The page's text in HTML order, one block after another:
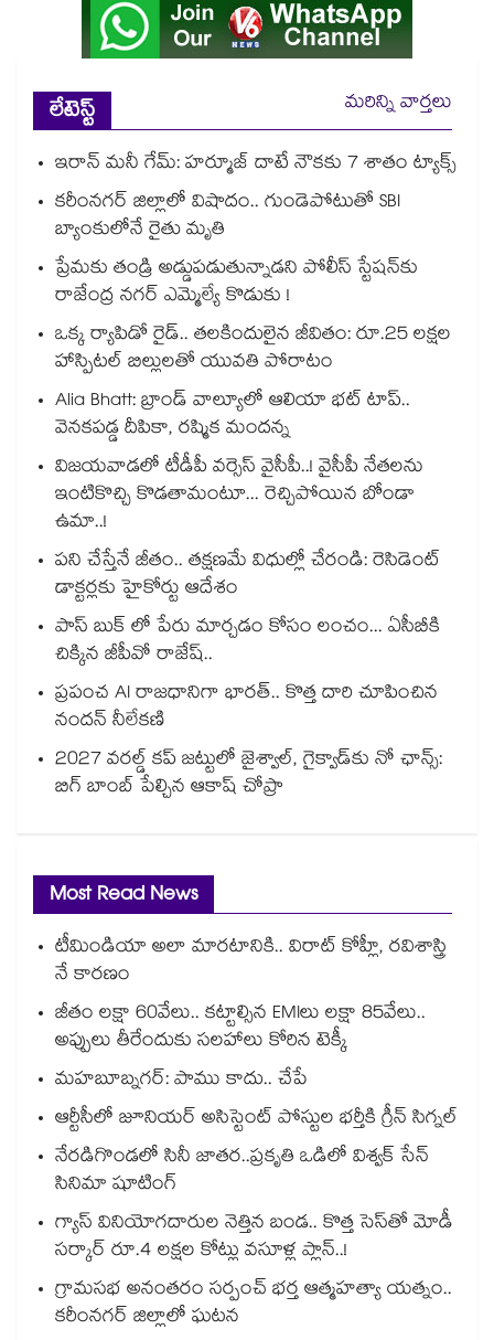
లేటెస్ట్
మరిన్ని వార్తలు
ఇరాన్ మనీ గేమ్: హర్మూజ్ దాటే నౌకకు 7 శాతం ట్యాక్స్
కరీంనగర్ జిల్లాలో విషాదం.. గుండెపోటుతో SBI
బ్యాంకులోనే రైతు మృతి
ప్రేమకు తండ్రి అడ్డుపడుతున్నాడని పోలీస్ స్టేషన్⁪కు
రాజేంద్ర నగర్ ఎమ్మెల్యే కొడుకు !
ఒక్క ర్యాపిడో రైడ్.. తలకిందులైన జీవితం: రూ.25 లక్షల
హాస్పిటల్ బిల్లులతో యువతి పోరాటం
Alia Bhatt: బ్రాండ్ వాల్యూలో ఆలియా భట్ టాప్..
వెనకపడ్డ దీపికా, రష్మిక మందన్న
విజయవాడలో టీడీపీ వర్సెస్ వైసీపీ..! వైసీపీ నేతలను
ఇంటికొచ్చి కొడతామంటూ... రెచ్చిపోయిన బోండా
ఉమా..!
పని చేస్తేనే జీతం.. తక్షణమే విధుల్లో చేరండి: రెసిడెంట్
డాక్టర్లకు హైకోర్టు ఆదేశం
పాస్ బుక్ లో పేరు మార్చడం కోసం లంచం... ఏసీబీకి
చిక్కిన జీపీవో రాజేష్..
ప్రపంచ AI రాజధానిగా భారత్.. కొత్త దారి చూపించిన
నందన్ నీలేకణి
2027 వరల్డ్ కప్‎ జట్టులో జైశ్వాల్, గైక్వాడ్‎కు నో ఛాన్స్:
బిగ్ బాంబ్ పేల్చిన ఆకాష్ చోప్రా
Most Read News
టీమిండియా అలా మారటానికి.. విరాట్ కోహ్లీ, రవిశాస్త్రి
నే కారణం
జీతం లక్షా 60వేలు.. కట్టాల్సిన EMIలు లక్షా 85వేలు..
అప్పులు తీరేందుకు సలహాలు కోరిన టెక్కీ
మహబూబ్నగర్: పాము కాదు.. చేపే
ఆర్టీసీలో జూనియర్ అసిస్టెంట్‌‌ పోస్టుల భర్తీకి గ్రీన్‌‌ సిగ్నల్
నేరడిగొండలో సినీ జాతర..ప్రకృతి ఒడిలో విశ్వక్ సేన్
సినిమా షూటింగ్
గ్యాస్ వినియోగదారుల నెత్తిన బండ.. కొత్త సెస్‌తో మోడీ
సర్కార్ రూ.4 లక్షల కోట్లు వసూళ్ల ప్లాన్..!
గ్రామసభ అనంతరం సర్పంచ్ భర్త ఆత్మహత్యా యత్నం..
కరీంనగర్ జిల్లాలో ఘటన